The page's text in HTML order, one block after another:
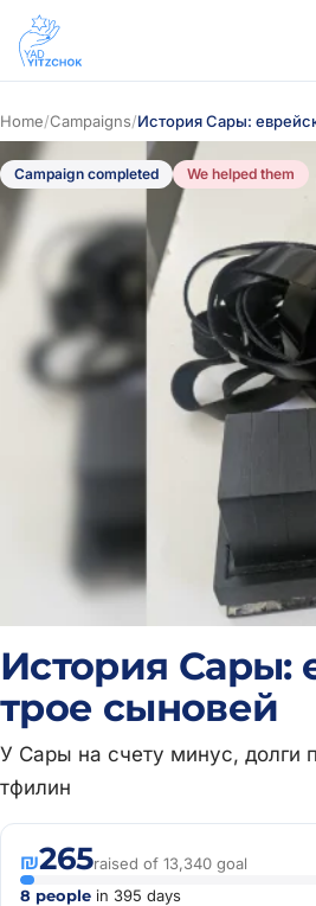
Home/Campaigns/История Сары:
История Сары:
трое сыновей
У Сары на счету минус, долги
тфилин
Campaign completed We helped them
₪265raised of 13,340 goal
8 people in 395 days